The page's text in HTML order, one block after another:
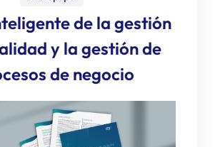
de la gestión
y la gestión de
de negocio